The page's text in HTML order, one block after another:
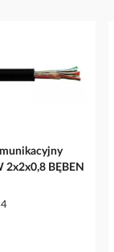
2x2x0,8 BĘBEN